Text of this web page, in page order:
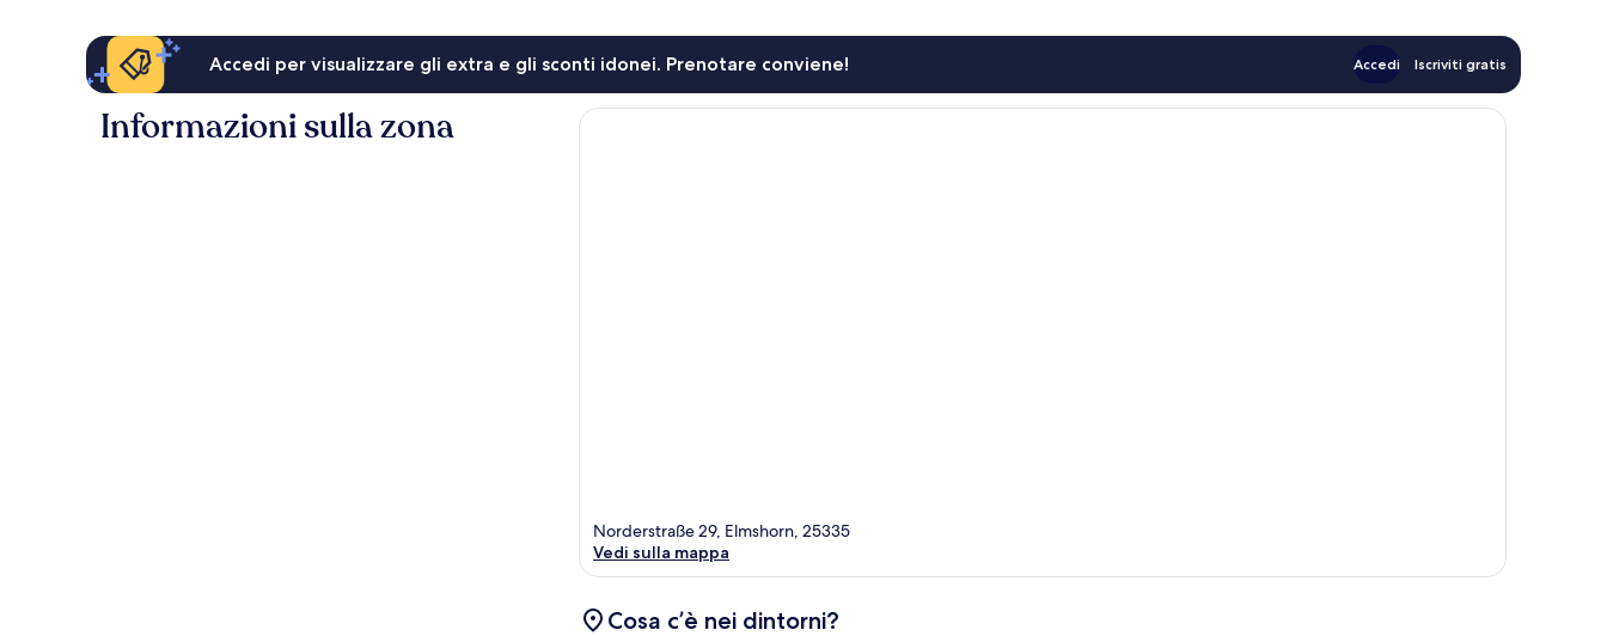
Accedi per visualizzare gli extra e gli sconti idonei. Prenotare conviene! Accedi Iscriviti gratis
Informazioni sulla zona
Norderstraße 29, Elmshorn, 25335
Vedi sulla mappa
Cosa c’è nei dintorni?